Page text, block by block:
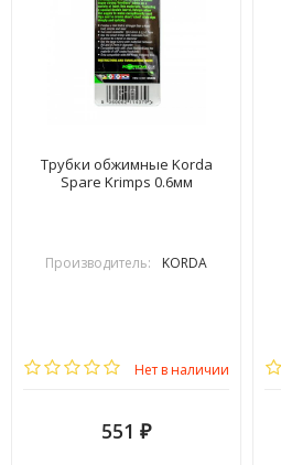
Трубки обжимные Korda
Spare Krimps 0.6мм
Производитель: KORDA
Нет в наличии
551 ₽